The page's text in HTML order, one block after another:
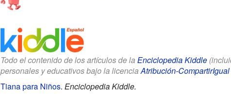
Todo el contenido de los artículos de la Enciclopedia Kiddle
personales y educativos bajo la licenciaAtribución-CompartirIgual
Tiana para Niños. Enciclopedia Kiddle.